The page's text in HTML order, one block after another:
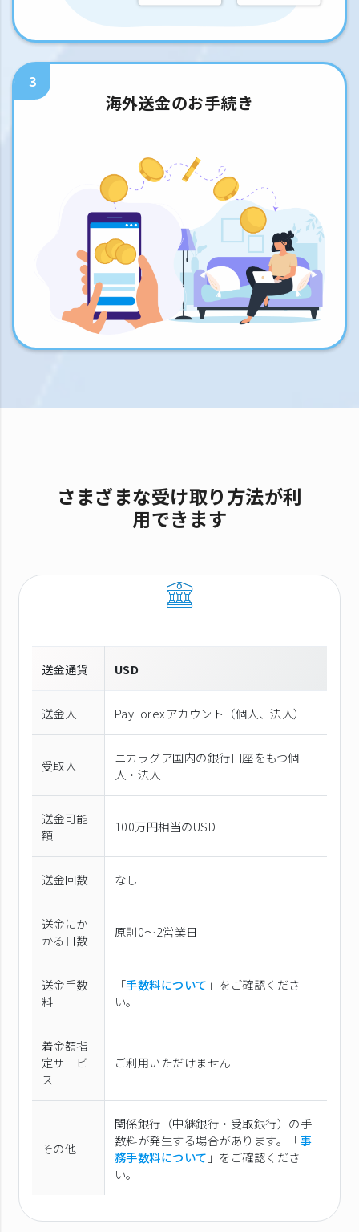
3
海外送金のお手続き
さまざまな受け取り方法が利
用できます
送金通貨 USD
送金人 PayForexアカウント（個⼈、法⼈）
受取人
ニカラグア国内の銀行口座をもつ個
人・法人
送金可能
額
100万円相当のUSD
送金回数 なし
送金にか
かる日数
原則0〜2営業日
送金手数
料
「手数料について 」をご確認くださ
い。
着金額指
定サービ
ス
ご利用いただけません
その他
関係銀行（中継銀行・受取銀行）の手
数料が発生する場合があります。「事
務手数料について 」をご確認くださ
い。